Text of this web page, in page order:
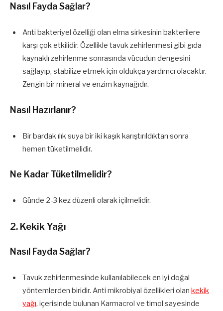
Nasıl Fayda Sağlar?
Anti bakteriyel özelliği olan elma sirkesinin bakterilere
karşı çok etkilidir. Özellikle tavuk zehirlenmesi gibi gıda
kaynaklı zehirlenme sonrasında vücudun dengesini
sağlayıp, stabilize etmek için oldukça yardımcı olacaktır.
Zengin bir mineral ve enzim kaynağıdır.
Nasıl Hazırlanır?
Bir bardak ılık suya bir iki kaşık karıştırıldıktan sonra
hemen tüketilmelidir.
Ne Kadar Tüketilmelidir?
Günde 2-3 kez düzenli olarak içilmelidir.
2. Kekik Yağı
Nasıl Fayda Sağlar?
Tavuk zehirlenmesinde kullanılabilecek en iyi doğal
yöntemlerden biridir. Anti mikrobiyal özellikleri olan kekik
yağı, içerisinde bulunan Karmacrol ve timol sayesinde